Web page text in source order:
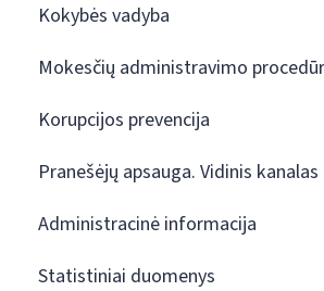
Kokybės vadyba
Mokesčių administravimo
Korupcijos prevencija
Pranešėjų apsauga. Vidinis kanalas
Administracinė informacija
Statistiniai duomenys